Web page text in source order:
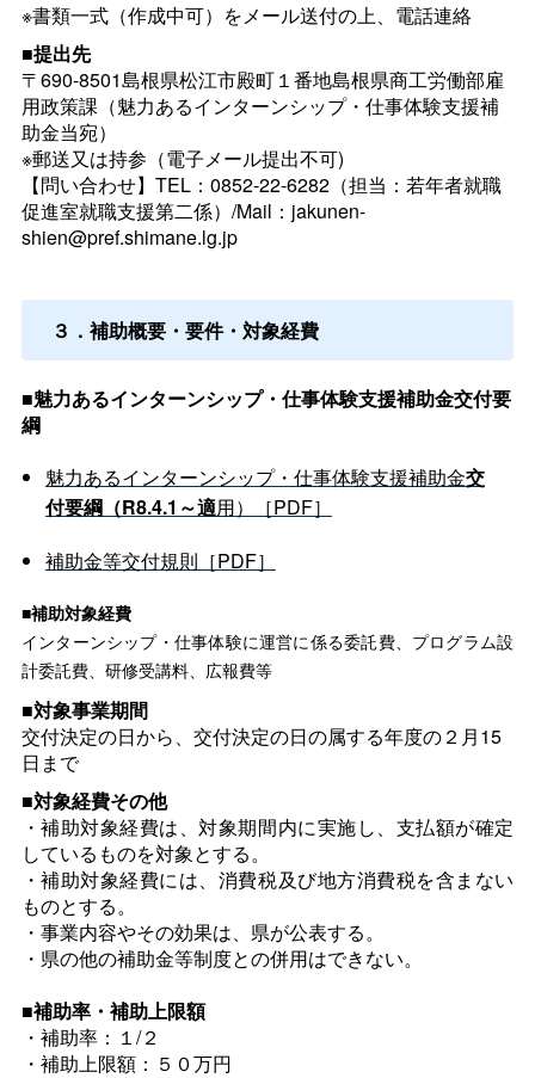
※書類一式（作成中可）をメール送付の上、電話連絡
■提出先
〒690-8501島根県松江市殿町１番地島根県商工労働部雇
用政策課（魅力あるインターンシップ・仕事体験支援補
助金当宛）
※郵送又は持参（電子メール提出不可)
【問い合わせ】TEL：0852-22-6282（担当：若年者就職
促進室就職支援第二係）/Mail：jakunen-
shien@pref.shimane.lg.jp
３．補助概要・要件・対象経費
■魅力あるインターンシップ・仕事体験支援補助金交付要
綱
魅力あるインターンシップ・仕事体験支援補助金交
付要綱（R8.4.1～適用）［PDF］
補助金等交付規則［PDF］
■補助対象経費
インターンシップ・仕事体験に運営に係る委託費、プログラム設
計委託費、研修受講料、広報費等
■対象事業期間
交付決定の日から、交付決定の日の属する年度の２月15
日まで
■対象経費その他
・補助対象経費は、対象期間内に実施し、支払額が確定
しているものを対象とする。
・補助対象経費には、消費税及び地方消費税を含まない
ものとする。
・事業内容やその効果は、県が公表する。
・県の他の補助金等制度との併用はできない。
■補助率・補助上限額
・補助率：１/２
・補助上限額：５０万円